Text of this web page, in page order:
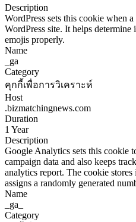
Description
WordPress sets this cookie when
WordPress site. It helps
emojis properly.
Name
_ga
Category
คุกกี้เพื่อการวิเคราะห์
Host
.bizmatchingnews.com
Duration
1 Year
Description
Google Analytics sets this cookie
campaign data and also keeps
analytics report. The cookie
assigns a randomly generated
Name
_ga_
Category